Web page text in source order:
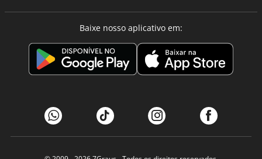
Baixe nosso aplicativo em: